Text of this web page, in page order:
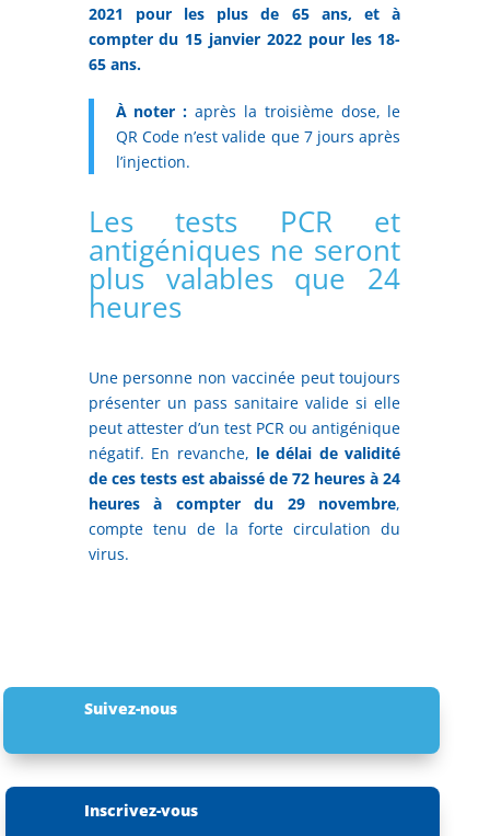
2021 pour les plus de 65 ans, et à
compter du 15 janvier 2022 pour les 18-
65 ans.
À noter : après la troisième dose, le
QR Code n’est valide que 7 jours après
l’injection.
Les tests PCR et
antigéniques ne seront
plus valables que 24
heures
Une personne non vaccinée peut toujours
présenter un pass sanitaire valide si elle
peut attester d’un test PCR ou antigénique
négatif. En revanche, le délai de validité
de ces tests est abaissé de 72 heures à 24
heures à compter du 29 novembre,
compte tenu de la forte circulation du
virus.
Suivez-nous
Inscrivez-vous